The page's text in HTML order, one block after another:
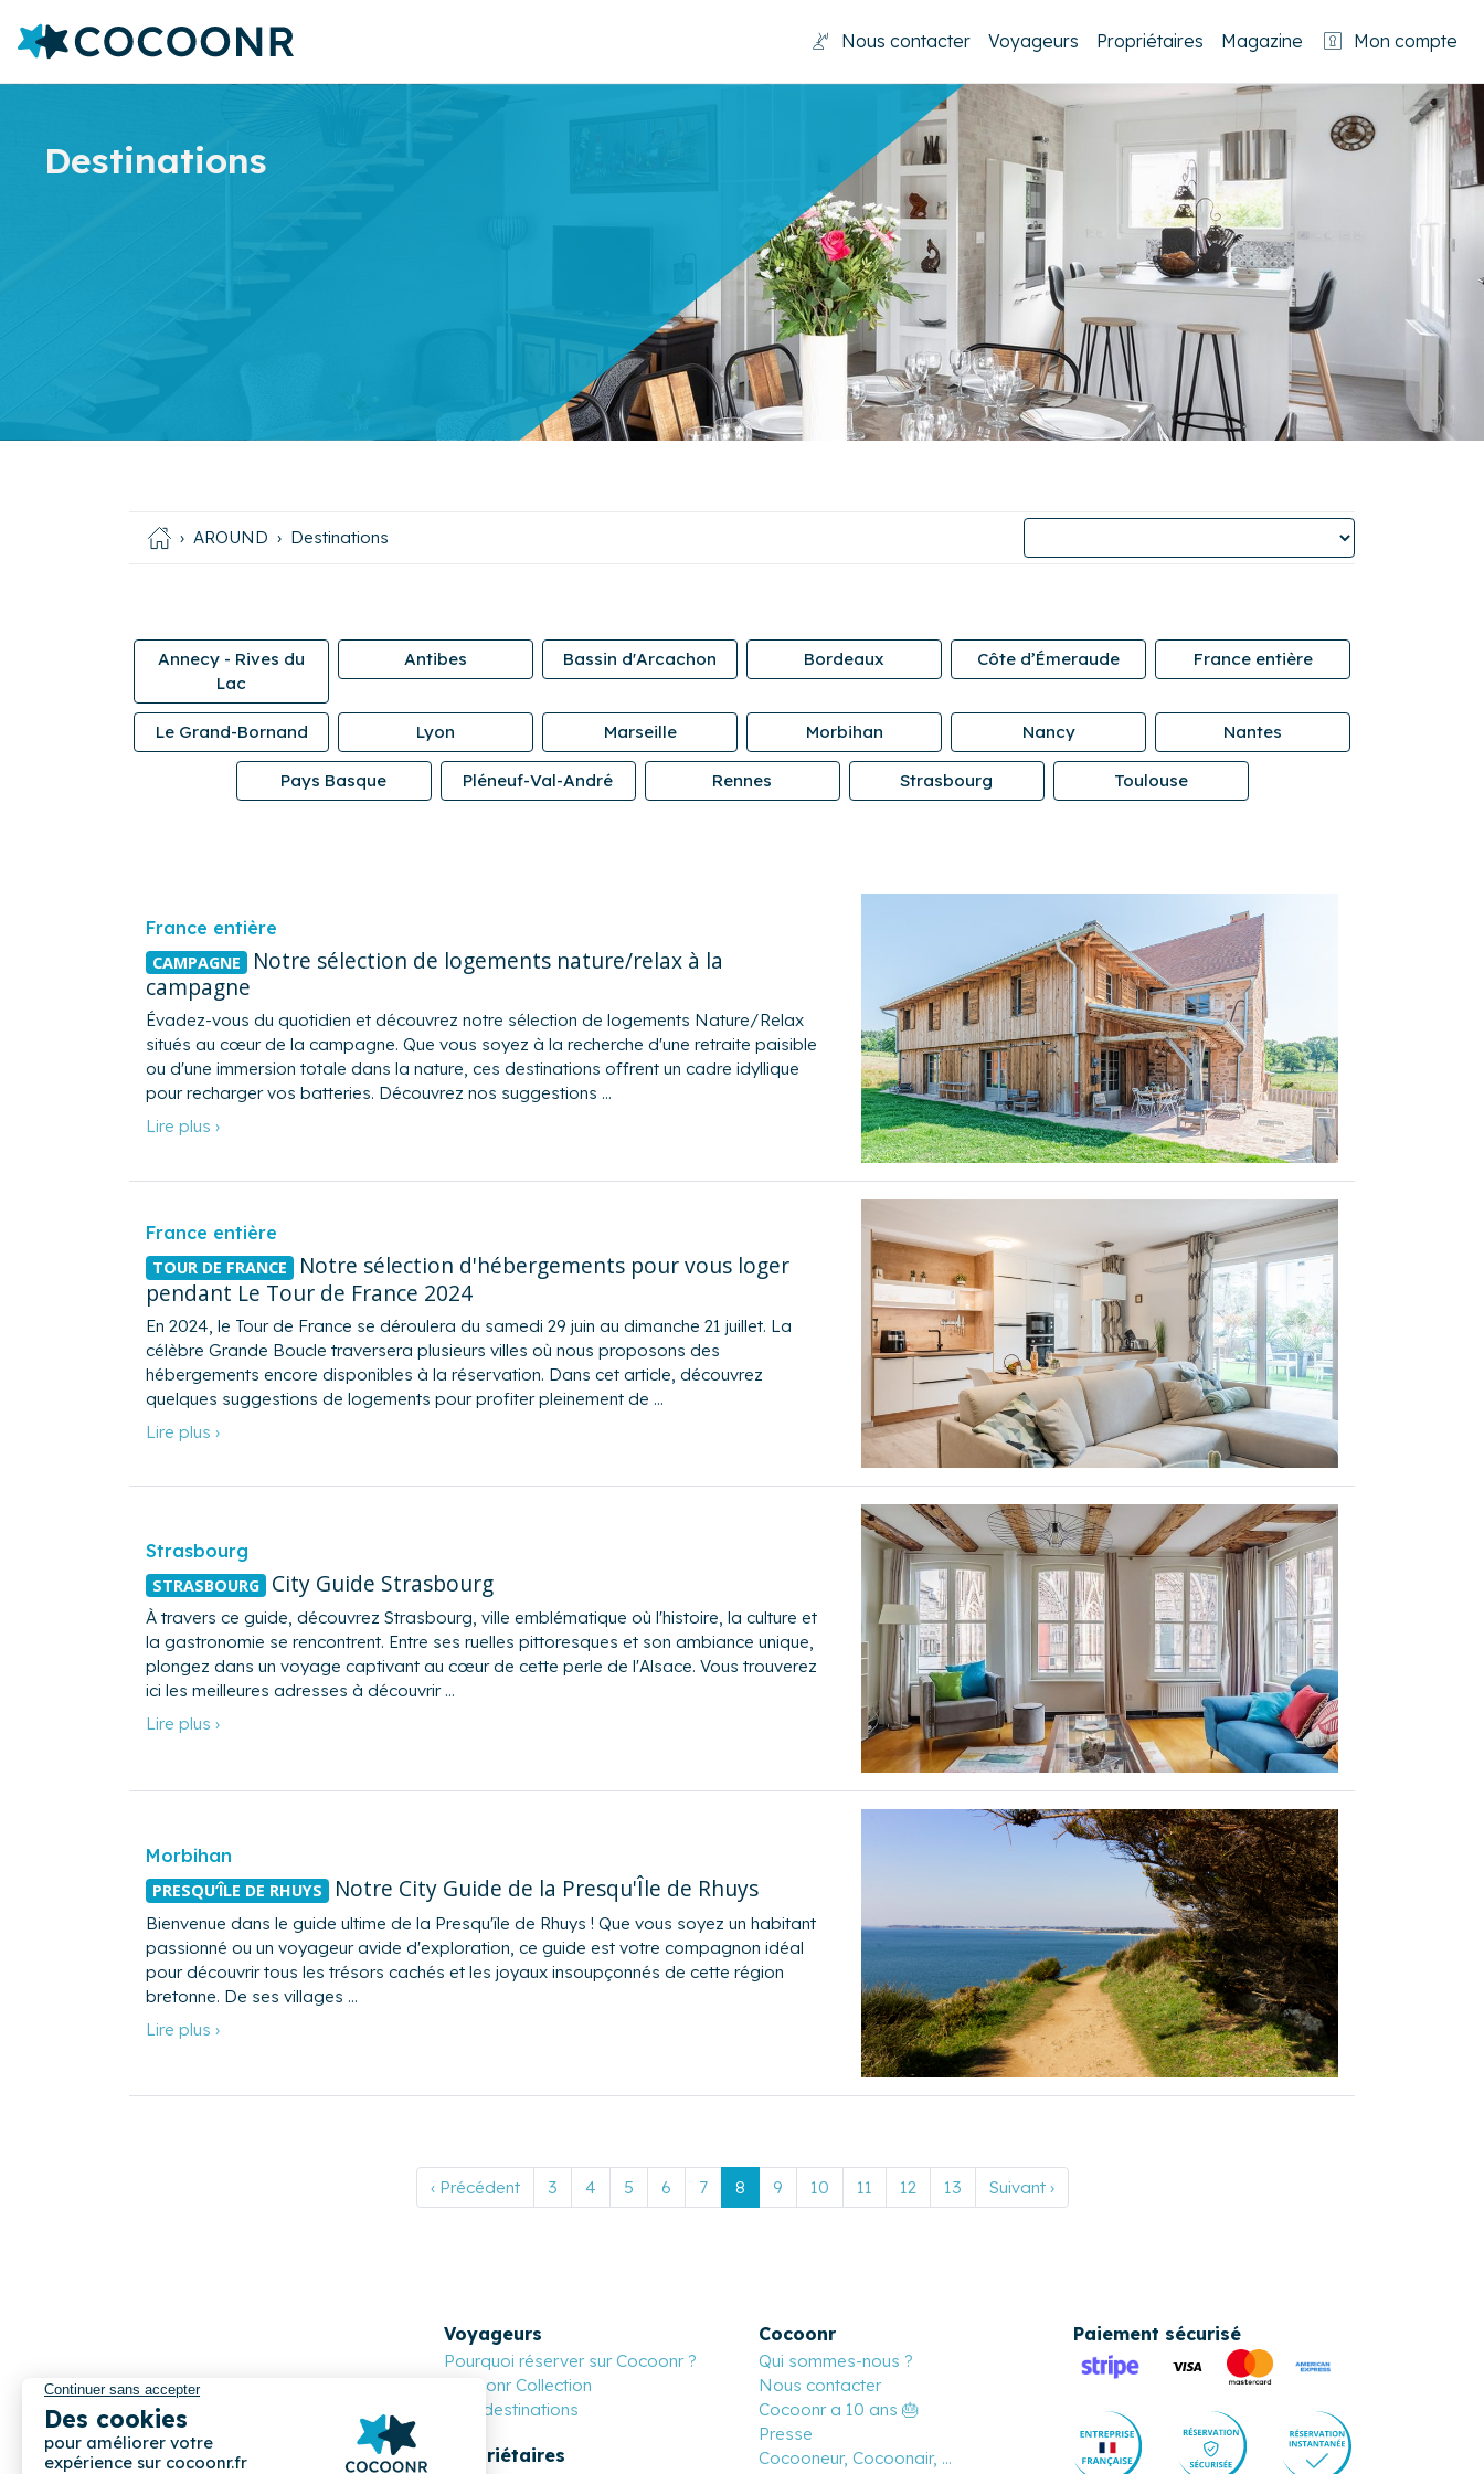
Nous contacter Voyageurs Propriétaires Magazine Mon compte
Destinations
AROUND Destinations
Annecy - Rives du
Lac
Antibes Bassin d'Arcachon Bordeaux Côte d’Émeraude France entière
Le Grand-Bornand Lyon Marseille Morbihan Nancy Nantes
Pays Basque Pléneuf-Val-André Rennes Strasbourg Toulouse
France entière
CAMPAGNE Notre sélection de logements nature/relax à la
campagne
Évadez-vous du quotidien et découvrez notre sélection de logements Nature/Relax
situés au cœur de la campagne. Que vous soyez à la recherche d'une retraite paisible
ou d'une immersion totale dans la nature, ces destinations offrent un cadre idyllique
pour recharger vos batteries. Découvrez nos suggestions …
Lire plus ›
France entière
TOUR DE FRANCE Notre sélection d'hébergements pour vous loger
pendant Le Tour de France 2024
En 2024, le Tour de France se déroulera du samedi 29 juin au dimanche 21 juillet. La
célèbre Grande Boucle traversera plusieurs villes où nous proposons des
hébergements encore disponibles à la réservation. Dans cet article, découvrez
quelques suggestions de logements pour profiter pleinement de …
Lire plus ›
Strasbourg
STRASBOURG City Guide Strasbourg
À travers ce guide, découvrez Strasbourg, ville emblématique où l'histoire, la culture et
la gastronomie se rencontrent. Entre ses ruelles pittoresques et son ambiance unique,
plongez dans un voyage captivant au cœur de cette perle de l'Alsace. Vous trouverez
ici les meilleures adresses à découvrir …
Lire plus ›
Morbihan
PRESQU’ÎLE DE RHUYS Notre City Guide de la Presqu'Île de Rhuys
Bienvenue dans le guide ultime de la Presqu'île de Rhuys ! Que vous soyez un habitant
passionné ou un voyageur avide d'exploration, ce guide est votre compagnon idéal
pour découvrir tous les trésors cachés et les joyaux insoupçonnés de cette région
bretonne. De ses villages …
Lire plus ›
‹ Précédent 3 4 5 6 7 8 9 10 11 12 13 Suivant ›
Voyageurs
Pourquoi réserver sur Cocoonr ?
Cocoonr Collection
Nos destinations
Propriétaires
Cocoonr
Qui sommes-nous ?
Nous contacter
Cocoonr a 10 ans 🎂
Presse
Cocooneur, Cocoonair, ...
Paiement sécurisé